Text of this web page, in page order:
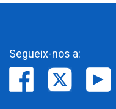
Segueix-nos a: